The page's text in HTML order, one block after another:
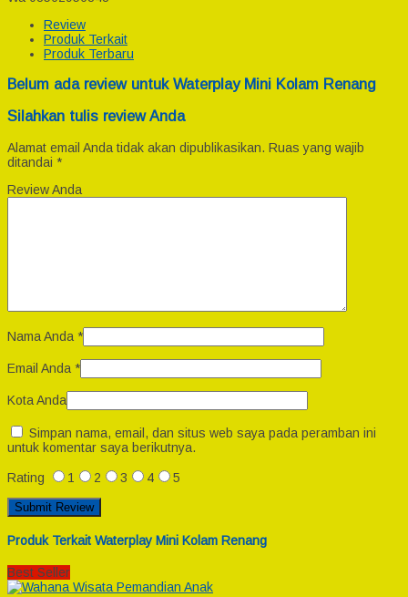
Review
Produk Terkait
Produk Terbaru
Belum ada review untuk Waterplay Mini Kolam Renang
Silahkan tulis review Anda
Alamat email Anda tidak akan dipublikasikan. Ruas yang wajib
ditandai *
Review Anda
Nama Anda *
Email Anda *
Kota Anda
Simpan nama, email, dan situs web saya pada peramban ini
untuk komentar saya berikutnya.
Rating 1 2 3 4 5
Produk Terkait Waterplay Mini Kolam Renang
Best Seller